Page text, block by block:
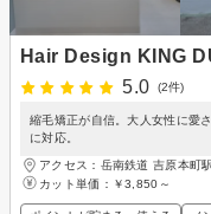
Hair Design KING
5.0
(2件)
縮毛矯正が自信。大人女性に愛
に対応。
アクセス：岳南鉄道 吉原本町
カット単価： ￥3,850～